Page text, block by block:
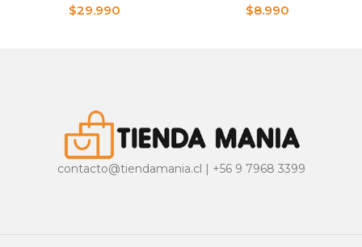
$29.990 $8.990
contacto@tiendamania.cl | +56 9 7968 3399